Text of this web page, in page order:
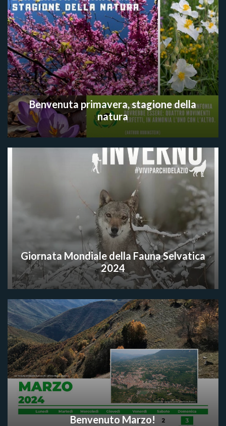
Benvenuta primavera, stagione della
natura
Giornata Mondiale della Fauna Selvatica
2024
Benvenuto Marzo!